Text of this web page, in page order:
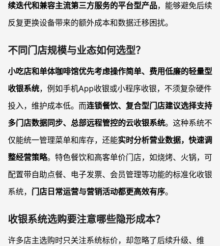
续迭代和兼容主流第三方服务的平台型产品，能够避免后续
反复更换设备带来的额外成本和数据迁移困扰。
不同门店规模与业态如何选型？
小吃店和单体咖啡馆优先考虑操作简单、费用低廉的轻量型
收银系统，例如手机App收银或小程序收银，不须复杂硬件
投入，维护成本低。而连锁餐饮、复合型门店建议选择支持
多门店数据同步、总部远程管控的云收银系统。这种系统不
仅能统一管理菜单和库存，还能实时分析营业数据，快速调
整经营策略。特色餐饮和高客单价门店，如烧烤、火锅，可
配置带自助点餐、电子发票、会员管理等功能的标准化收银
系统， 门店日常运营与营销活动都更高效有序。
收银系统选购要注意哪些隐形成本？
许多店主选购时只关注系统标价，却忽略了后续升级、维